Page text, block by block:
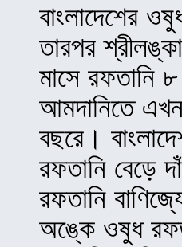
বাংলাদেশের
তারপর
মাসে রফতানি
আমদানিতে
বছরে।
রফতানি বেড়ে
রফতানি
অঙ্কে ওষুধ